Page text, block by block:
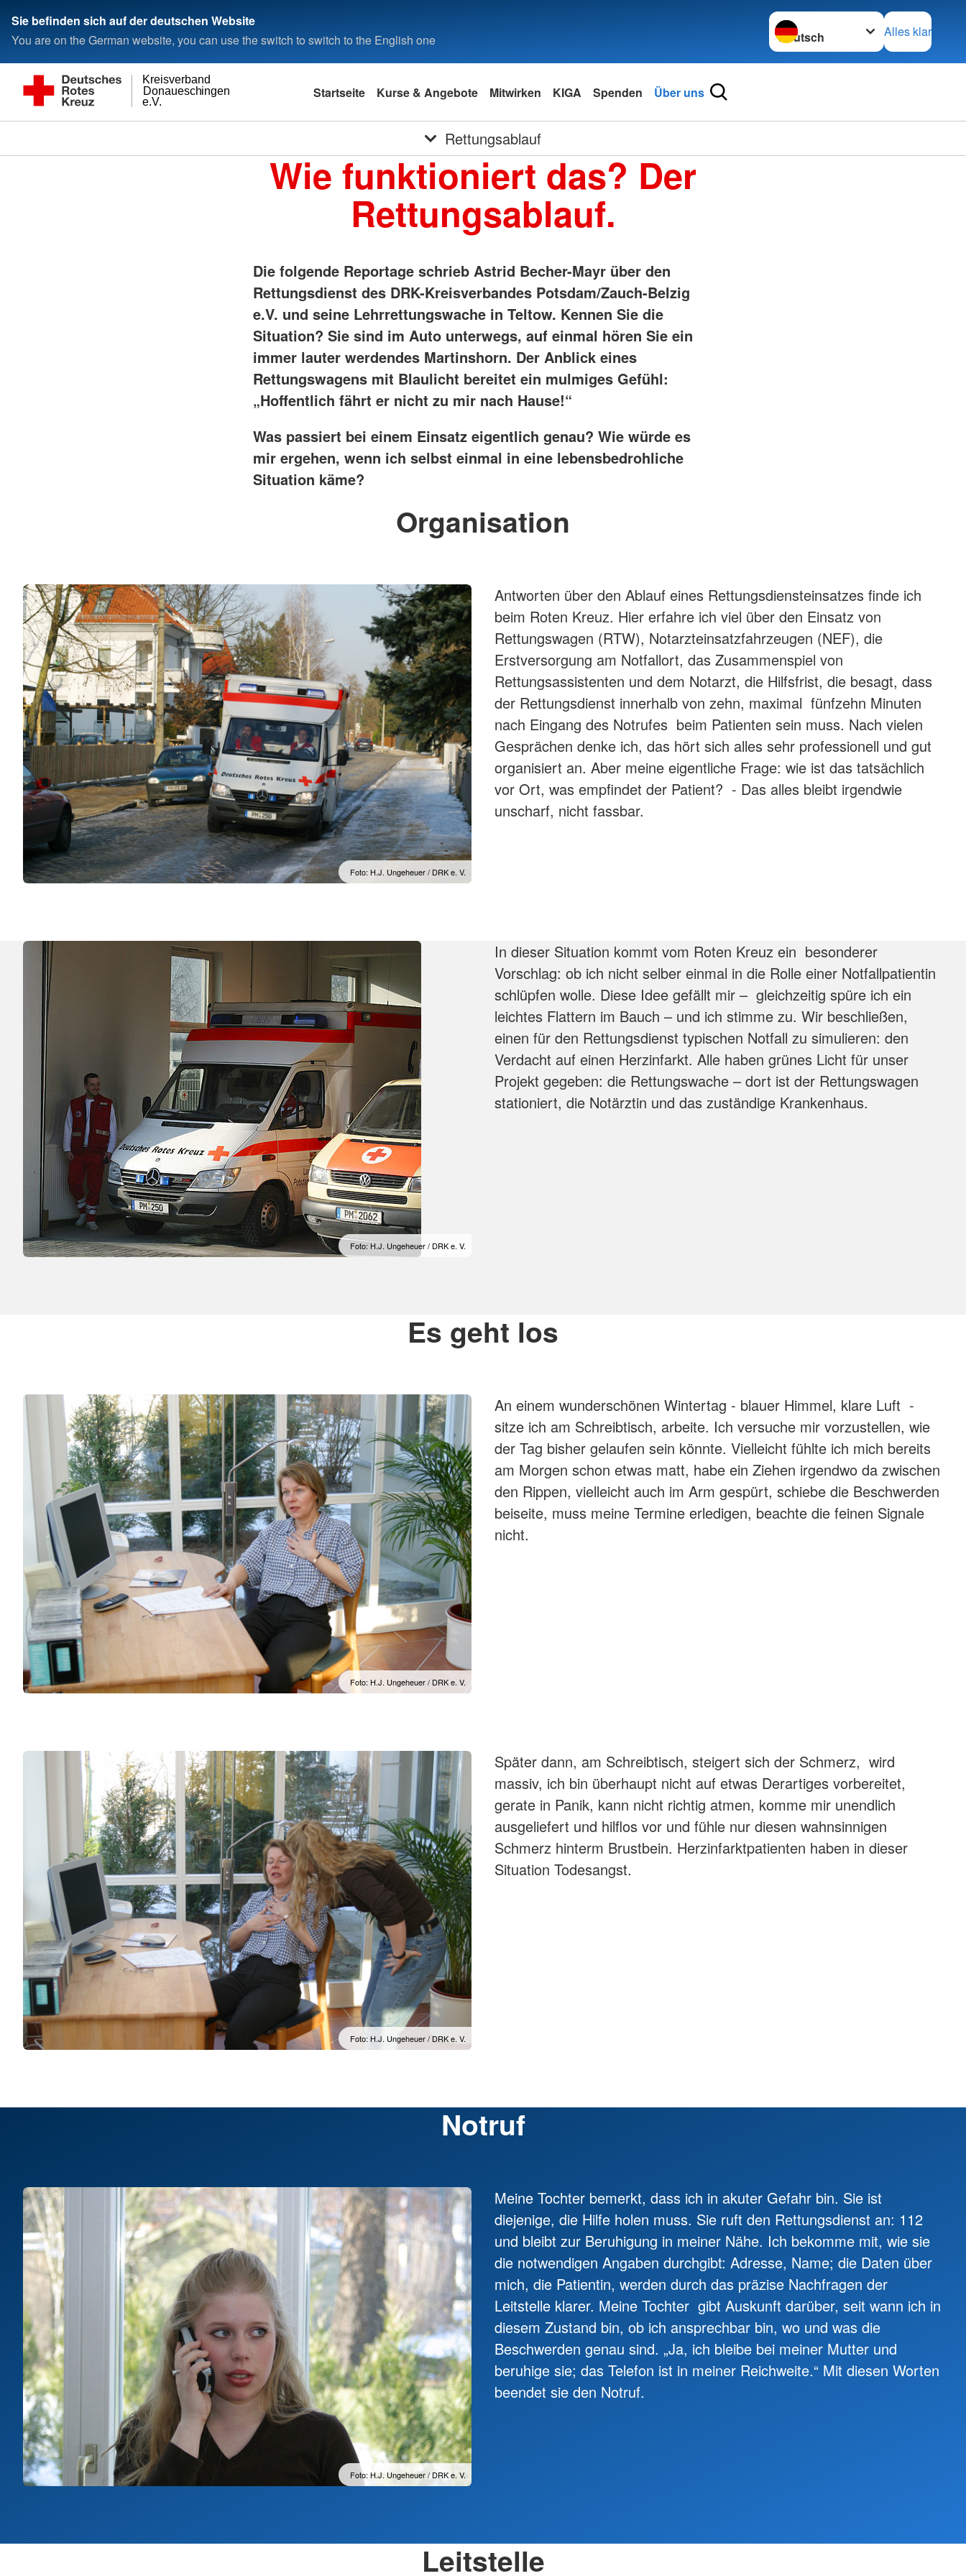
Sie befinden sich auf der deutschen Website
You are on the German website, you can use the switch to switch to the English one
Sprache wechseln zu
Alles klar
e.V.
Donaueschingen
Kreisverband
Startseite Kurse & Angebote Mitwirken KIGA Spenden Über uns
Rettungsablauf
Wie funktioniert das? Der
Rettungsablauf.
Die folgende Reportage schrieb Astrid Becher-Mayr über den
Rettungsdienst des DRK-Kreisverbandes Potsdam/Zauch-Belzig
e.V. und seine Lehrrettungswache in Teltow. Kennen Sie die
Situation? Sie sind im Auto unterwegs, auf einmal hören Sie ein
immer lauter werdendes Martinshorn. Der Anblick eines
Rettungswagens mit Blaulicht bereitet ein mulmiges Gefühl:
„Hoffentlich fährt er nicht zu mir nach Hause!“
Was passiert bei einem Einsatz eigentlich genau? Wie würde es
mir ergehen, wenn ich selbst einmal in eine lebensbedrohliche
Situation käme?
Organisation
Foto: H.J. Ungeheuer / DRK e. V.
Antworten über den Ablauf eines Rettungsdiensteinsatzes finde ich
beim Roten Kreuz. Hier erfahre ich viel über den Einsatz von
Rettungswagen (RTW), Notarzteinsatzfahrzeugen (NEF), die
Erstversorgung am Notfallort, das Zusammenspiel von
Rettungsassistenten und dem Notarzt, die Hilfsfrist, die besagt, dass
der Rettungsdienst innerhalb von zehn, maximal fünfzehn Minuten
nach Eingang des Notrufes beim Patienten sein muss. Nach vielen
Gesprächen denke ich, das hört sich alles sehr professionell und gut
organisiert an. Aber meine eigentliche Frage: wie ist das tatsächlich
vor Ort, was empfindet der Patient? - Das alles bleibt irgendwie
unscharf, nicht fassbar.
Foto: H.J. Ungeheuer / DRK e. V.
In dieser Situation kommt vom Roten Kreuz ein besonderer
Vorschlag: ob ich nicht selber einmal in die Rolle einer Notfallpatientin
schlüpfen wolle. Diese Idee gefällt mir – gleichzeitig spüre ich ein
leichtes Flattern im Bauch – und ich stimme zu. Wir beschließen,
einen für den Rettungsdienst typischen Notfall zu simulieren: den
Verdacht auf einen Herzinfarkt. Alle haben grünes Licht für unser
Projekt gegeben: die Rettungswache – dort ist der Rettungswagen
stationiert, die Notärztin und das zuständige Krankenhaus.
Es geht los
Foto: H.J. Ungeheuer / DRK e. V.
An einem wunderschönen Wintertag - blauer Himmel, klare Luft -
sitze ich am Schreibtisch, arbeite. Ich versuche mir vorzustellen, wie
der Tag bisher gelaufen sein könnte. Vielleicht fühlte ich mich bereits
am Morgen schon etwas matt, habe ein Ziehen irgendwo da zwischen
den Rippen, vielleicht auch im Arm gespürt, schiebe die Beschwerden
beiseite, muss meine Termine erledigen, beachte die feinen Signale
nicht.
Foto: H.J. Ungeheuer / DRK e. V.
Später dann, am Schreibtisch, steigert sich der Schmerz, wird
massiv, ich bin überhaupt nicht auf etwas Derartiges vorbereitet,
gerate in Panik, kann nicht richtig atmen, komme mir unendlich
ausgeliefert und hilflos vor und fühle nur diesen wahnsinnigen
Schmerz hinterm Brustbein. Herzinfarktpatienten haben in dieser
Situation Todesangst.
Notruf
Foto: H.J. Ungeheuer / DRK e. V.
Meine Tochter bemerkt, dass ich in akuter Gefahr bin. Sie ist
diejenige, die Hilfe holen muss. Sie ruft den Rettungsdienst an: 112
und bleibt zur Beruhigung in meiner Nähe. Ich bekomme mit, wie sie
die notwendigen Angaben durchgibt: Adresse, Name; die Daten über
mich, die Patientin, werden durch das präzise Nachfragen der
Leitstelle klarer. Meine Tochter gibt Auskunft darüber, seit wann ich in
diesem Zustand bin, ob ich ansprechbar bin, wo und was die
Beschwerden genau sind. „Ja, ich bleibe bei meiner Mutter und
beruhige sie; das Telefon ist in meiner Reichweite.“ Mit diesen Worten
beendet sie den Notruf.
Leitstelle